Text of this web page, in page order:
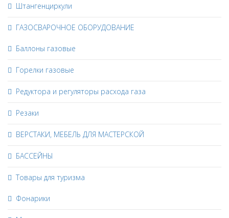
Штангенциркули
ГАЗОСВАРОЧНОЕ ОБОРУДОВАНИЕ
Баллоны газовые
Горелки газовые
Редуктора и регуляторы расхода газа
Резаки
ВЕРСТАКИ, МЕБЕЛЬ ДЛЯ МАСТЕРСКОЙ
БАССЕЙНЫ
Товары для туризма
Фонарики